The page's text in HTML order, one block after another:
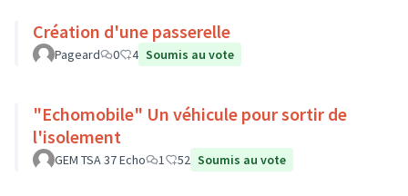
Création d'une passerelle
Pageard 0 4 Soumis au vote
"Echomobile" Un véhicule pour sortir de
l'isolement
GEM TSA 37 Echo 1 52 Soumis au vote